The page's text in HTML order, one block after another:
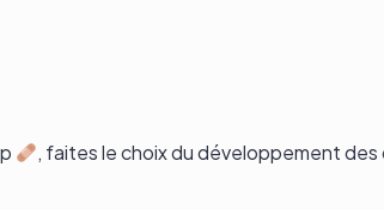
, faites le choix du développement